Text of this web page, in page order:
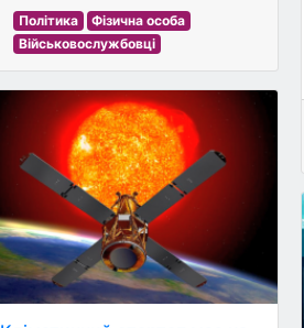
Політика
Фізична особа
Військовослужбовці